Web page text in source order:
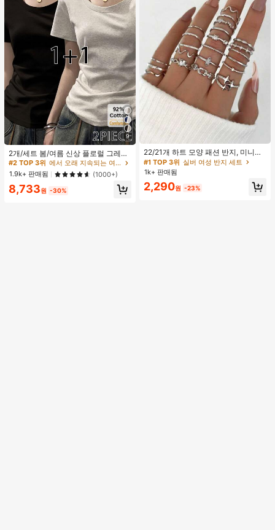
9
2개/세트 봄/여름 신상 플로럴 그레이
+ 블랙 반팔 티셔츠, 여성 슬림핏 솔리
드 컬러 언더셔츠 캐주얼
#2 TOP 3위
에서 오래 지속되는 여성 상의, 블라우스 & 티
높은 재방문 고객
#2 TOP 3위
에서 오래 지속되는 여성 상의, 블라우스 & 티
높은 재방문 고객
#2 TOP 3위
에서 오래 지속되는 여성 상의, 블라우스 & 티
높은 재방문 고객
#2 TOP 3위
에서 오래 지속되는 여성 상의, 블라우스 & 티
높은 재방문 고객
1.9k+ 판매됨 (1000+)
8,733원 -30%
22/21개 하트 모양 패션 반지, 미니멀
리스트 크리스탈 임베디드 보헤미안
기하학 반지 세트, 발렌타인데이, 어머
니날 선물
#1 TOP 3위
실버 여성 반지 세트
거의 매진!
#1 TOP 3위 실버 여성 반지 세트
거의 매진!
#1 TOP 3위 실버 여성 반지 세트
거의 매진!
#1 TOP 3위
실버 여성 반지 세트
1k+ 판매됨
2,290원 -23%